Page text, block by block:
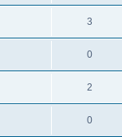
3
0
2
0